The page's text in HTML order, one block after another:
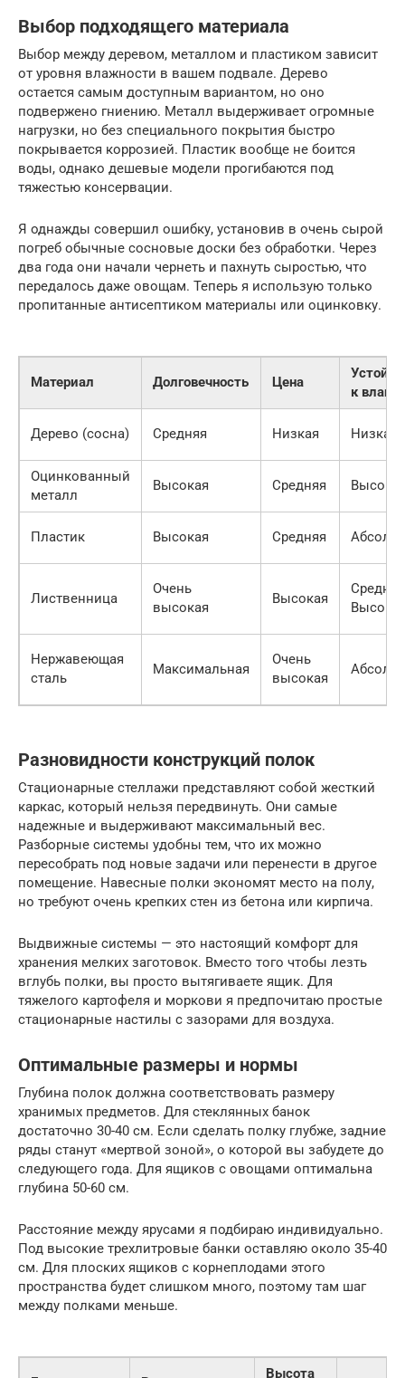
Выбор подходящего материала
Выбор между деревом, металлом и пластиком зависит
от уровня влажности в вашем подвале. Дерево
остается самым доступным вариантом, но оно
подвержено гниению. Металл выдерживает огромные
нагрузки, но без специального покрытия быстро
покрывается коррозией. Пластик вообще не боится
воды, однако дешевые модели прогибаются под
тяжестью консервации.
Я однажды совершил ошибку, установив в очень сырой
погреб обычные сосновые доски без обработки. Через
два года они начали чернеть и пахнуть сыростью, что
передалось даже овощам. Теперь я использую только
пропитанные антисептиком материалы или оцинковку.
Материал Долговечность Цена
к влаге
Дерево (сосна) Средняя Низкая Низкая
Оцинкованный
металл
Высокая Средняя
Пластик Высокая Средняя
Лиственница
Очень
высокая
Высокая
Нержавеющая
сталь
Максимальная
Очень
высокая
Разновидности конструкций полок
Стационарные стеллажи представляют собой жесткий
каркас, который нельзя передвинуть. Они самые
надежные и выдерживают максимальный вес.
Разборные системы удобны тем, что их можно
пересобрать под новые задачи или перенести в другое
помещение. Навесные полки экономят место на полу,
но требуют очень крепких стен из бетона или кирпича.
Выдвижные системы — это настоящий комфорт для
хранения мелких заготовок. Вместо того чтобы лезть
вглубь полки, вы просто вытягиваете ящик. Для
тяжелого картофеля и моркови я предпочитаю простые
стационарные настилы с зазорами для воздуха.
Оптимальные размеры и нормы
Глубина полок должна соответствовать размеру
хранимых предметов. Для стеклянных банок
достаточно 30-40 см. Если сделать полку глубже, задние
ряды станут «мертвой зоной», о которой вы забудете до
следующего года. Для ящиков с овощами оптимальна
глубина 50-60 см.
Расстояние между ярусами я подбираю индивидуально.
Под высокие трехлитровые банки оставляю около 35-40
см. Для плоских ящиков с корнеплодами этого
пространства будет слишком много, поэтому там шаг
между полками меньше.
Высота